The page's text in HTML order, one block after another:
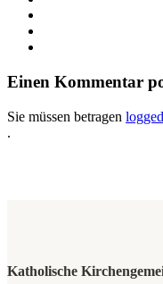
Einen Kommentar
Sie müssen betragen
.
Katholische